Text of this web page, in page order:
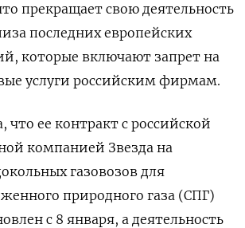
прекращает свою деятельность
последних европейских
которые включают запрет на
услуги российским фирмам.
что ее контракт с российской
компанией Звезда на
газовозов для
природного газа (СПГ)
с 8 января, а деятельность